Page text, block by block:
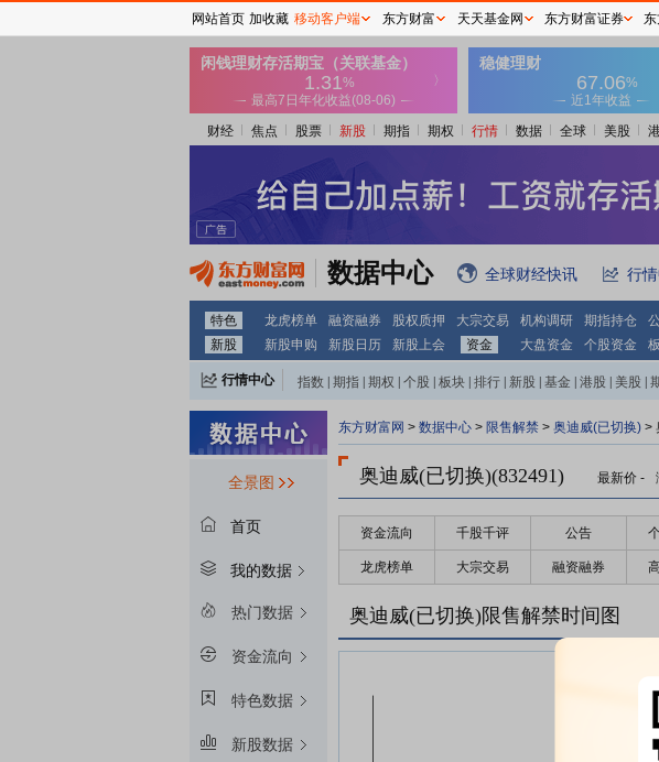
财经 焦点 股票 新股 期指 期权 行情 数据 全球 美股
数据中心 全球财经快讯 行
特色 龙虎榜单 融资融券 股权质押 大宗交易 机构调研 期指持仓
新股
新股申购 新股日历 新股上会 资金 大盘资金 个股资金
行情中心 指数 期指 期权 个股 板块 排行 新股 基金 港股 美股
全景图
首页
我的数据
热门数据
资金流向
特色数据
新股数据
东方财富网 > 数据中心 > 限售解禁 > 奥迪威(已切换) >
奥迪威(已切换)(832491) 最新价 -
资金流向 千股千评 公告
龙虎榜单 大宗交易 融资融券
奥迪威(已切换)限售解禁时间图
网站首页 加收藏 移动客户端 东方财富 天天基金网 东方财富证券